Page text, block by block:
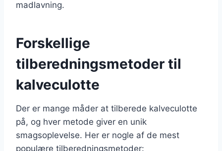
madlavning.
Forskellige
tilberedningsmetoder til
kalveculotte
Der er mange måder at tilberede kalveculotte
på, og hver metode giver en unik
smagsoplevelse. Her er nogle af de mest
populære tilberedningsmetoder: